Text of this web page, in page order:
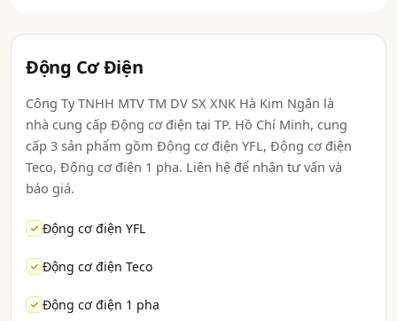
Động Cơ Điện
Công Ty TNHH MTV TM DV SX XNK Hà Kim Ngân là
nhà cung cấp Động cơ điện tại TP. Hồ Chí Minh, cung
cấp 3 sản phẩm gồm Động cơ điện YFL, Động cơ điện
Teco, Động cơ điện 1 pha. Liên hệ để nhận tư vấn và
báo giá.
Động cơ điện YFL
Động cơ điện Teco
Động cơ điện 1 pha